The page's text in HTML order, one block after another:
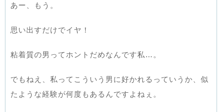
あー、もう。
思い出すだけでイヤ！
粘着質の男ってホントだめなんです私…。
でもねえ、私ってこういう男に好かれるっていうか、似
たような経験が何度もあるんですよねぇ。